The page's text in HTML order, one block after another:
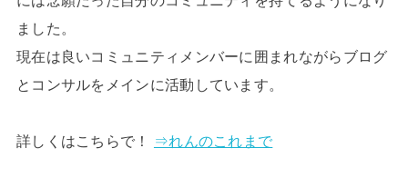
ました。
現在は良いコミュニティメンバーに囲まれながらブログ
とコンサルをメインに活動しています。
詳しくはこちらで！ ⇒れんのこれまで